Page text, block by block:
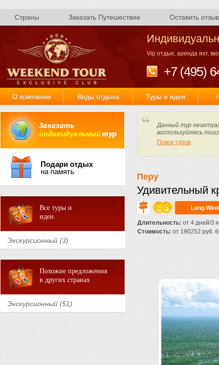
Страны Заказать Путешествие Оставить отзыв
Vip отдых, аренда яхт,
+7 (495)
О компании Виды отдыха Туры и идеи
Подари отдых
на память
Все туры и
идеи
Экскурсионный (3)
Похожие предложения
в других странах
Экскурсионный (51)
Данный тур
воспользуйтесь
Поиск туров
Перу
Удивительный
Long
Длительность: от 4 дней/3
Стоимость: от 190252 руб.